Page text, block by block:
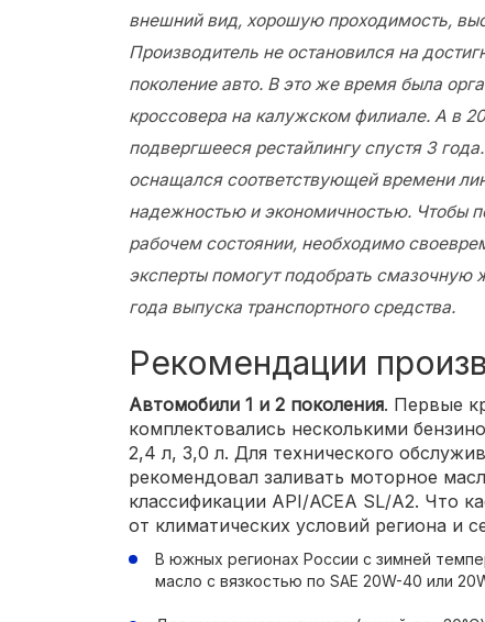
внешний вид, хорошую проходимость,
Производитель не остановился на
поколение авто. В это же время была
кроссовера на калужском филиале. А в
подвергшееся рестайлингу спустя 3
оснащался соответствующей времени
надежностью и экономичностью. Чтобы
рабочем состоянии, необходимо
эксперты помогут подобрать смазочную
года выпуска транспортного средства.
Рекомендации
Автомобили 1 и 2 поколения. Первые
комплектовались несколькими
2,4 л, 3,0 л. Для технического
рекомендовал заливать моторное
классификации API/ACEA SL/A2. Что
от климатических условий региона и
В южных регионах России с зимней
масло с вязкостью по SAE 20W-40 или